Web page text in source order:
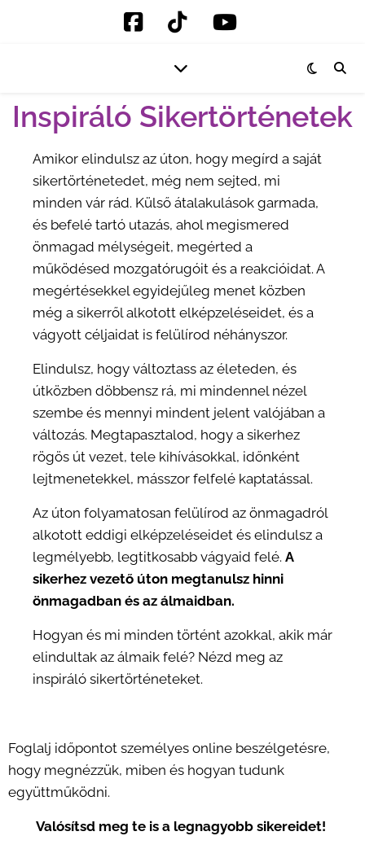
Inspiráló Sikertörténetek
Amikor elindulsz az úton, hogy megírd a saját
sikertörténetedet, még nem sejted, mi
minden vár rád. Külső átalakulások garmada,
és befelé tartó utazás, ahol megismered
önmagad mélységeit, megérted a
működésed mozgatórugóit és a reakcióidat. A
megértésekkel egyidejűleg menet közben
még a sikerről alkotott elképzeléseidet, és a
vágyott céljaidat is felülírod néhányszor.
Elindulsz, hogy változtass az életeden, és
útközben döbbensz rá, mi mindennel nézel
szembe és mennyi mindent jelent valójában a
változás. Megtapasztalod, hogy a sikerhez
rögös út vezet, tele kihívásokkal, időnként
lejtmenetekkel, másszor felfelé kaptatással.
Az úton folyamatosan felülírod az önmagadról
alkotott eddigi elképzeléseidet és elindulsz a
legmélyebb, legtitkosabb vágyaid felé. A
sikerhez vezető úton megtanulsz hinni
önmagadban és az álmaidban.
Hogyan és mi minden történt azokkal, akik már
elindultak az álmaik felé? Nézd meg az
inspiráló sikertörténeteket.
Foglalj időpontot személyes online beszélgetésre,
hogy megnézzük, miben és hogyan tudunk
együttműködni.
Valósítsd meg te is a legnagyobb sikereidet!